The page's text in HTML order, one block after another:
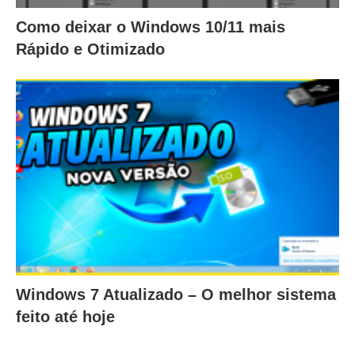
Como deixar o Windows 10/11 mais
Rápido e Otimizado
Windows 7 Atualizado – O melhor sistema
feito até hoje